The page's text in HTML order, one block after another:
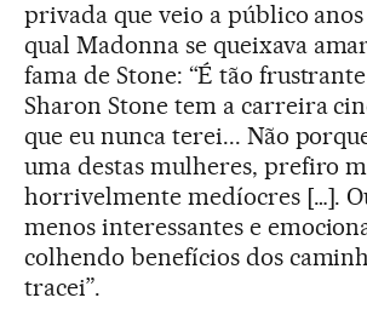
privada que veio a público
qual Madonna se queixava
fama de Stone: “É tão
Sharon Stone tem a carreira
que eu nunca terei... Não
uma destas mulheres, prefiro
horrivelmente medíocres […].
menos interessantes e
colhendo benefícios dos
tracei”.